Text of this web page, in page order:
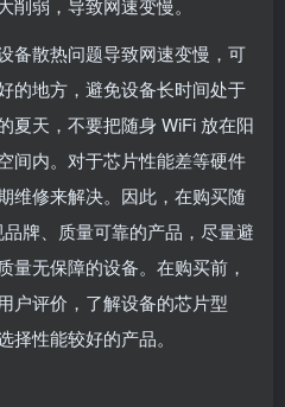
备散热问题导致网速变慢，可
的地方，避免设备长时间处于
夏天，不要把随身 WiFi 放在阳
间内。对于芯片性能差等硬件
维修来解决。因此，在购买随
牌、质量可靠的产品，尽量避
量无保障的设备。在购买前，
户评价，了解设备的芯片型
性能较好的产品。